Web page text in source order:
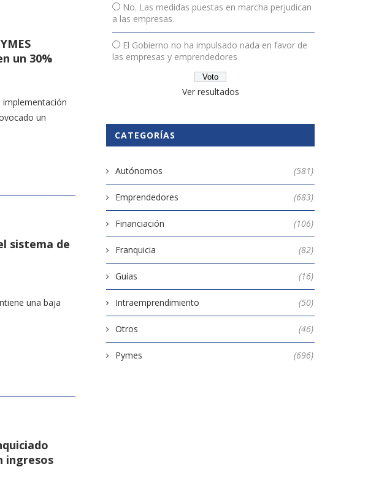
un 30%
implementación
un
sistema de
una baja
ingresos
No. Las medidas puestas en marcha perjudican
a las empresas.
El Gobierno no ha impulsado nada en favor de
las empresas y emprendedores
Ver resultados
CATEGORÍAS
Autónomos (581)
Emprendedores (683)
Financiación (106)
Franquicia (82)
Guías (16)
Intraemprendimiento (50)
Otros (46)
Pymes (696)